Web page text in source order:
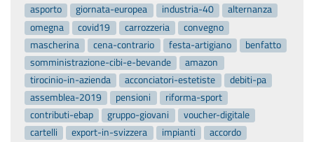
asporto
giornata-europea industria-40
alternanza
omegna
covid19 carrozzeria
convegno
mascherina
cena-contrario festa-artigiano
benfatto
somministrazione-cibi-e-bevande
amazon
tirocinio-in-azienda
acconciatori-estetiste
debiti-pa
assemblea-2019
pensioni
riforma-sport
contributi-ebap
gruppo-giovani
voucher-digitale
cartelli
export-in-svizzera impianti
accordo